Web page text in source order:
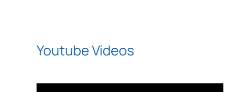
Youtube Videos